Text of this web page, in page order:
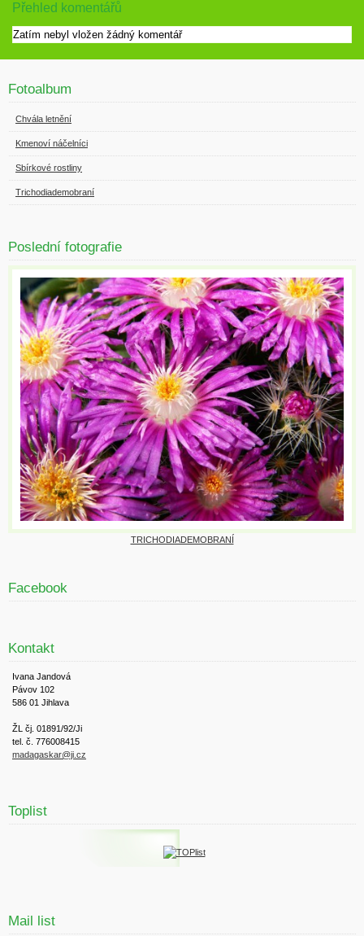
Přehled komentářů
Zatím nebyl vložen žádný komentář
Fotoalbum
Chvála letnění
Kmenoví náčelníci
Sbírkové rostliny
Trichodiademobraní
Poslední fotografie
TRICHODIADEMOBRANÍ
Facebook
Kontakt
Ivana Jandová
Pávov 102
586 01 Jihlava
ŽL čj. 01891/92/Ji
tel. č. 776008415
madagaskar@ji.cz
Toplist
Mail list